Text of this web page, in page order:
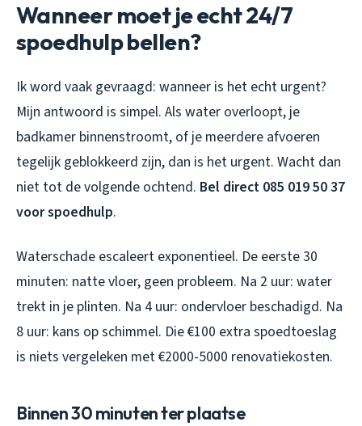
Wanneer moet je echt 24/7
spoedhulp bellen?
Ik word vaak gevraagd: wanneer is het echt urgent?
Mijn antwoord is simpel. Als water overloopt, je
badkamer binnenstroomt, of je meerdere afvoeren
tegelijk geblokkeerd zijn, dan is het urgent. Wacht dan
niet tot de volgende ochtend. Bel direct 085 019 50 37
voor spoedhulp.
Waterschade escaleert exponentieel. De eerste 30
minuten: natte vloer, geen probleem. Na 2 uur: water
trekt in je plinten. Na 4 uur: ondervloer beschadigd. Na
8 uur: kans op schimmel. Die €100 extra spoedtoeslag
is niets vergeleken met €2000-5000 renovatiekosten.
Binnen 30 minuten ter plaatse